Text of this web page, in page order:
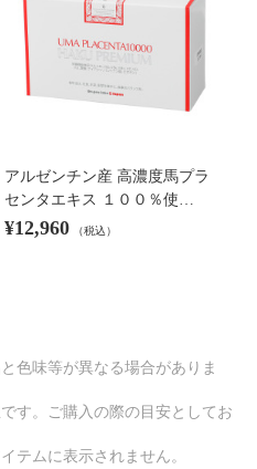
アルゼンチン産 高濃度馬プラ
センタエキス １００％使…
¥12,960 （税込）
色味等が異なる場合がありま
す。ご購入の際の目安としてお
テムに表示されません。